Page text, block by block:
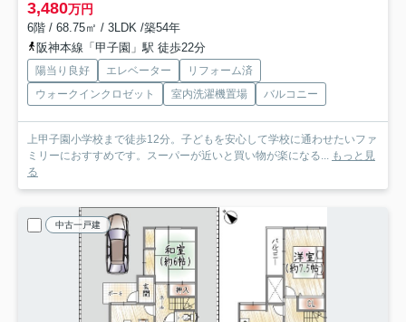
3,480万円
6階 / 68.75㎡ / 3LDK /築54年
阪神本線「甲子園」駅 徒歩22分
陽当り良好 エレベーター
リフォーム済
ウォークインクロゼット
室内洗濯機置場 バルコニー
上甲子園小学校まで徒歩12分。子どもを安心して学校に通わせたいファ
ミリーにおすすめです。スーパーが近いと買い物が楽になる... もっと見
る
中古一戸建